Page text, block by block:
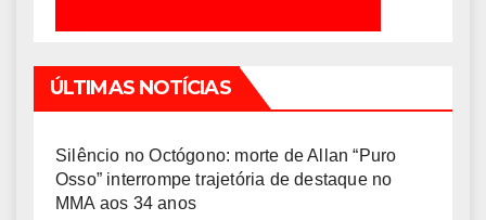
ÚLTIMAS NOTÍCIAS
Silêncio no Octógono: morte de Allan “Puro
Osso” interrompe trajetória de destaque no
MMA aos 34 anos